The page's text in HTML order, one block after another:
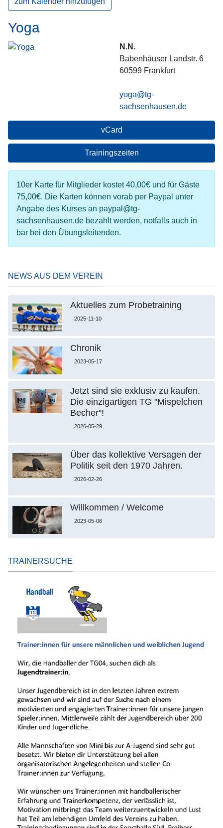
Yoga
N.N.
Babenhäuser Landstr. 6
60599 Frankfurt
yoga@tg-
sachsenhausen.de
vCard
Trainingszeiten
10er Karte für Mitglieder kostet 40,00€ und für Gäste
75,00€. Die Karten können vorab per Paypal unter
Angabe des Kurses an paypal@tg-
sachsenhausen.de bezahlt werden, notfalls auch in
bar bei den Übungsleitenden.
NEWS AUS DEM VEREIN
Aktuelles zum Probetraining
2025-11-10
Chronik
2023-05-17
Jetzt sind sie exklusiv zu kaufen.
Die einzigartigen TG "Mispelchen
Becher"!
2026-05-29
Über das kollektive Versagen der
Politik seit den 1970 Jahren.
2026-02-26
Willkommen / Welcome
2023-05-06
TRAINERSUCHE